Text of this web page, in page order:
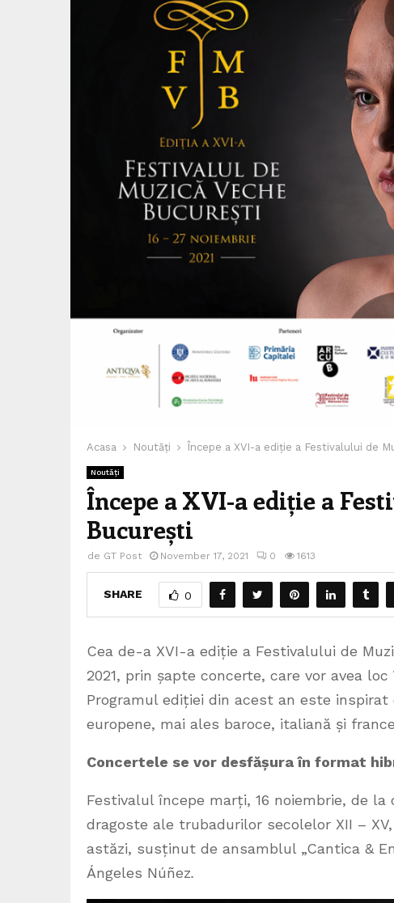
Acasa Noutăți Începe a XVI-a ediție a Festivalului de
Noutăți
Începe a XVI-a ediție a
București
de GT Post November 17, 2021 0 1613
SHARE 0
Cea de-a XVI-a ediție a Festivalului de
2021, prin șapte concerte, care vor avea
Programul ediției din acest an este
europene, mai ales baroce, italiană și
Concertele se vor desfășura în format
Festivalul începe marți, 16 noiembrie, de la
dragoste ale trubadurilor secolelor XII –
astăzi, susținut de ansamblul „Cantica &
Ángeles Núñez.